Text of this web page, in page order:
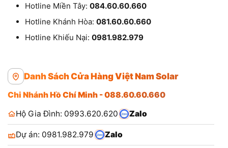
Hotline Miền Tây: 084.60.60.660
Hotline Khánh Hòa: 081.60.60.660
Hotline Khiếu Nại: 0981.982.979
Danh Sách Cửa Hàng Việt Nam Solar
Chi Nhánh Hồ Chí Minh - 088.60.60.660
Hộ Gia Đình: 0993.620.620
Zalo
Dự án: 0981.982.979 Zalo